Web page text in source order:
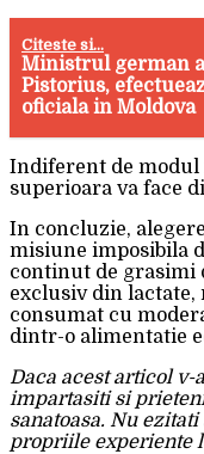
Citeste si...
Ministrul german
Pistorius,
oficiala in Moldova
Indiferent de modul
superioara va face
In concluzie,
misiune imposibila
continut de grasimi
exclusiv din
consumat cu
dintr-o alimentatie
Daca acest articol
impartasiti si
sanatoasa. Nu
propriile experiente